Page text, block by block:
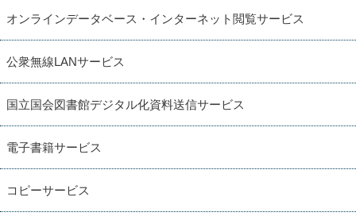
オンラインデータベース・インターネット閲覧サービス
公衆無線LANサービス
国立国会図書館デジタル化資料送信サービス
電子書籍サービス
コピーサービス